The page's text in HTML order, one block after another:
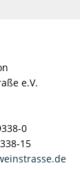
e.V.
0
15